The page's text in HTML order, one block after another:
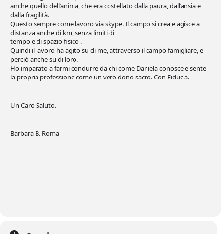
anche quello dell’anima, che era costellato dalla paura, dall’ansia e
dalla fragilità.
Questo sempre come lavoro via skype. Il campo si crea e agisce a
distanza anche di km, senza limiti di
tempo e di spazio fisico .
Quindi il lavoro ha agito su di me, attraverso il campo famigliare, e
perciò anche su di loro.
Ho imparato a farmi condurre da chi come Daniela conosce e sente
la propria professione come un vero dono sacro. Con Fiducia.
Un Caro Saluto.
Barbara B. Roma